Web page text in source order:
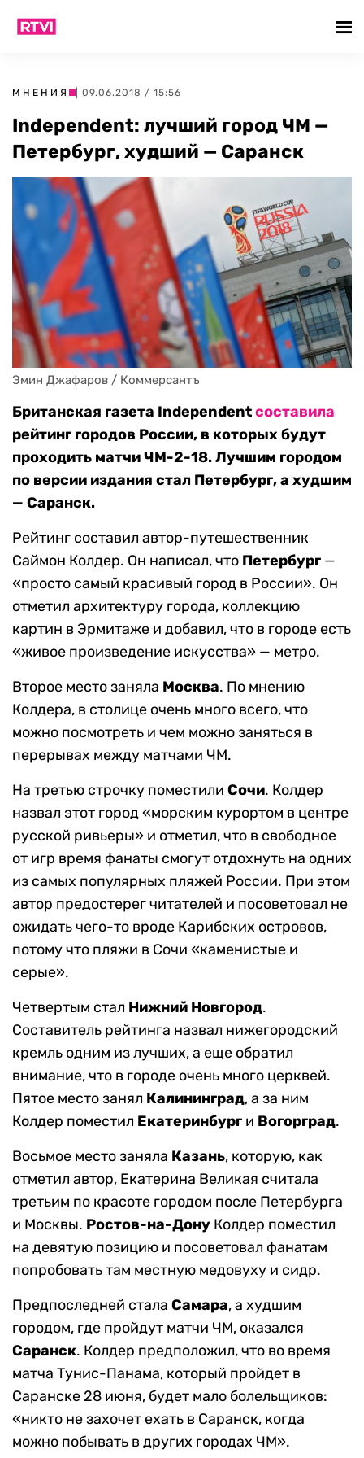
МНЕНИЯ | 09.06.2018 / 15:56
Independent: лучший город ЧМ —
Петербург, худший — Саранск
Эмин Джафаров / Коммерсантъ
Британская газета Independentсоставила
рейтинг городов России, в которых будут
проходить матчи ЧМ-2-18. Лучшим городом
по версии издания стал Петербург, а худшим
— Саранск.
Рейтинг составил автор-путешественник
Саймон Колдер. Он написал, что Петербург —
«просто самый красивый город в России». Он
отметил архитектуру города, коллекцию
картин в Эрмитаже и добавил, что в городе есть
«живое произведение искусства» — метро.
Второе место заняла Москва. По мнению
Колдера, в столице очень много всего, что
можно посмотреть и чем можно заняться в
перерывах между матчами ЧМ.
На третью строчку поместили Сочи. Колдер
назвал этот город «морским курортом в центре
русской ривьеры» и отметил, что в свободное
от игр время фанаты смогут отдохнуть на одних
из самых популярных пляжей России. При этом
автор предостерег читателей и посоветовал не
ожидать чего-то вроде Карибских островов,
потому что пляжи в Сочи «каменистые и
серые».
Четвертым стал Нижний Новгород.
Составитель рейтинга назвал нижегородский
кремль одним из лучших, а еще обратил
внимание, что в городе очень много церквей.
Пятое место занял Калининград, а за ним
Колдер поместил Екатеринбург и Вогорград.
Восьмое место заняла Казань, которую, как
отметил автор, Екатерина Великая считала
третьим по красоте городом после Петербурга
и Москвы. Ростов-на-Дону Колдер поместил
на девятую позицию и посоветовал фанатам
попробовать там местную медовуху и сидр.
Предпоследней стала Самара, а худшим
городом, где пройдут матчи ЧМ, оказался
Саранск. Колдер предположил, что во время
матча Тунис-Панама, который пройдет в
Саранске 28 июня, будет мало болельщиков:
«никто не захочет ехать в Саранск, когда
можно побывать в других городах ЧМ».